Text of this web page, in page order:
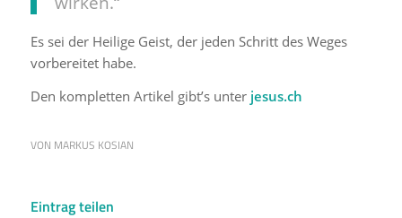
Es sei der Heilige Geist, der jeden Schritt des Weges
vorbereitet habe.
Den kompletten Artikel gibt’s unter jesus.ch
VON MARKUS KOSIAN
Eintrag teilen